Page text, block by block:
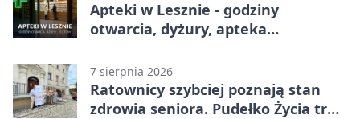
Apteki w Lesznie - godziny
otwarcia, dyżury, apteka
7 sierpnia 2026
Ratownicy szybciej poznają stan
zdrowia seniora. Pudełko Życia trafi